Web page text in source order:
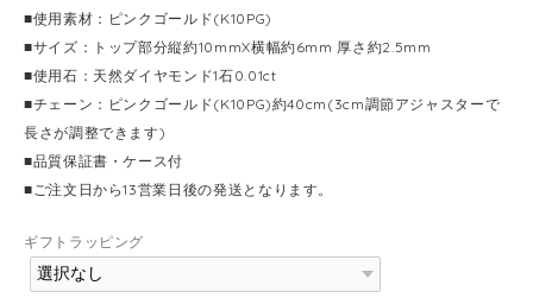
■使用素材：ピンクゴールド(K10PG)
■サイズ：トップ部分縦約10mmX横幅約6mm 厚さ約2.5mm
■使用石：天然ダイヤモンド1石0.01ct
■チェーン：ピンクゴールド(K10PG)約40cm(3cm調節アジャスターで
長さが調整できます)
■品質保証書・ケース付
■ご注文日から13営業日後の発送となります。
ギフトラッピング